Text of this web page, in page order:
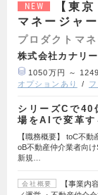
NEW
【東
マネージャ
プロダクトマ
株式会社カナリー
1050万円 ～
オプションあり
シリーズCで40
場をAIで変革す
【職務概要】 toC不
oB不動産仲介業者向
新規…
会社概要
【事業内